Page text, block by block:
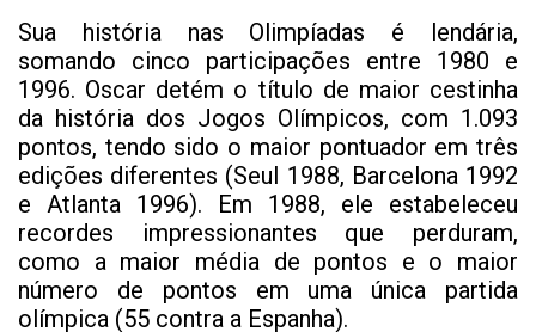
Sua história nas Olimpíadas é lendária,
somando cinco participações entre 1980 e
1996. Oscar detém o título de maior cestinha
da história dos Jogos Olímpicos, com 1.093
pontos, tendo sido o maior pontuador em três
edições diferentes (Seul 1988, Barcelona 1992
e Atlanta 1996). Em 1988, ele estabeleceu
recordes impressionantes que perduram,
como a maior média de pontos e o maior
número de pontos em uma única partida
olímpica (55 contra a Espanha).